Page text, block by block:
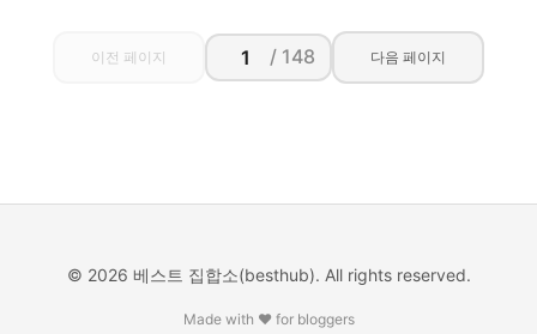
이전 페이지 / 148 다음 페이지
© 2026 베스트 집합소(besthub). All rights reserved.
Made with ❤️ for bloggers